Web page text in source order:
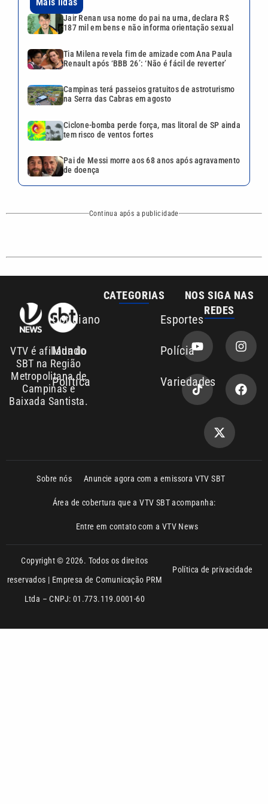
Pai de Messi morre aos 68 anos após agravamento
de doença
Continua após a publicidade
VTV é afiliada do
SBT na Região
Cotidiano
Mundo
REDES
Anuncie agora com a emissora VTV SBT
Área de cobertura que a VTV SBT acompanha:
Entre em contato com a VTV News
Copyright © 2026. Todos os direitos
reservados | Empresa de Comunicação PRM
Política de privacidade